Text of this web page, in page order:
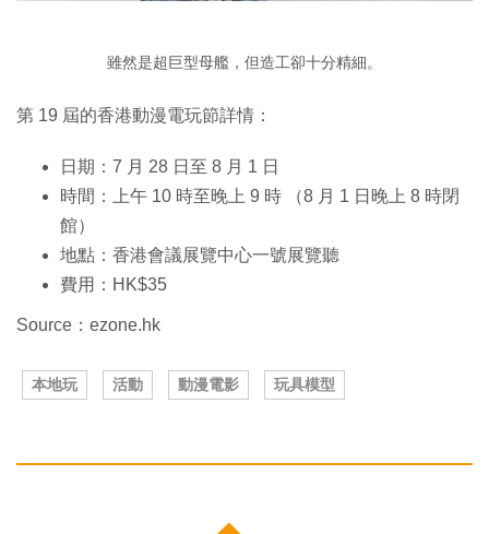
雖然是超巨型母艦，但造工卻十分精細。
第 19 屆的香港動漫電玩節詳情：
日期：7 月 28 日至 8 月 1 日
時間：上午 10 時至晚上 9 時 （8 月 1 日晚上 8 時閉
館）
地點：香港會議展覽中心一號展覽聽
費用：HK$35
Source：ezone.hk
本地玩 活動 動漫電影 玩具模型